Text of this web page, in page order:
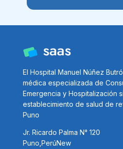
El Hospital Manuel Núñez
médica especializada de
Emergencia y Hospitalización
establecimiento de salud de
Puno
Jr. Ricardo Palma N° 120
Puno,PerúNew